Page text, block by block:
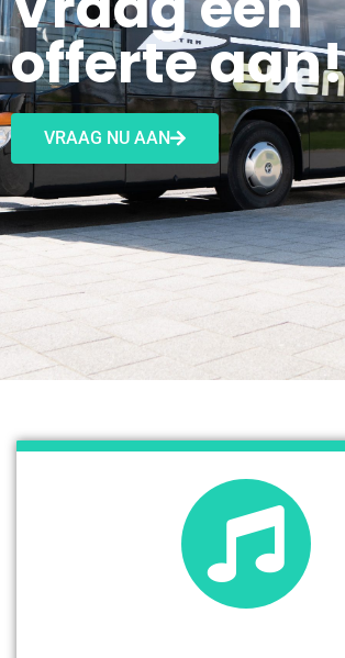
offerte aan!
VRAAG NU AAN